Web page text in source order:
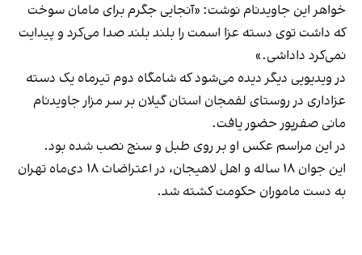
خواهر این جاویدنام نوشت: «آنجايى جگرم براى مامان سوخت
كه داشت توی دسته عزا اسمت را بلند بلند صدا می‌كرد و پیدایت
نمی‌کرد داداشی.»
در ویدیویی دیگر دیده می‌شود که شامگاه دوم تیرماه یک دسته
عزاداری در روستای لفمجان استان گیلان بر سر مزار جاویدنام
مانی صفرپور حضور یافت.
در این مراسم عکس او بر روی طبل و سنج نصب شده بود.
این جوان ۱۸ ساله و اهل لاهیجان، در اعتراضات ۱۸ دی‌ماه تهران
به دست ماموران حکومت کشته شد.